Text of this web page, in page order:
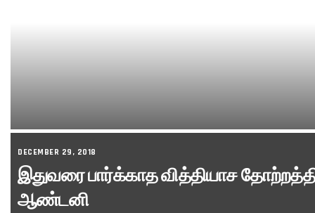
DECEMBER 29, 2018
இதுவரை பார்க்காத வித்தியாச
ஆண்டனி